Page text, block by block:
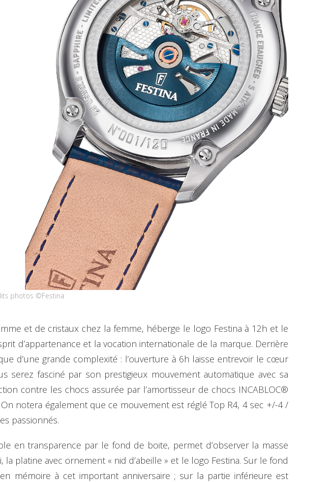
photos ©Festina
et de cristaux chez la femme, héberge le logo Festina à 12h et le
d’appartenance et la vocation internationale de la marque. Derrière
d’une grande complexité : l’ouverture à 6h laisse entrevoir le cœur
fasciné par son prestigieux mouvement automatique avec sa
contre les chocs assurée par l’amortisseur de chocs INCABLOC®
notera également que ce mouvement est réglé Top R4, 4 sec +/-4 /
passionnés.
en transparence par le fond de boite, permet d’observer la masse
platine avec ornement « nid d’abeille » et le logo Festina. Sur le fond
mémoire à cet important anniversaire ; sur la partie inférieure est